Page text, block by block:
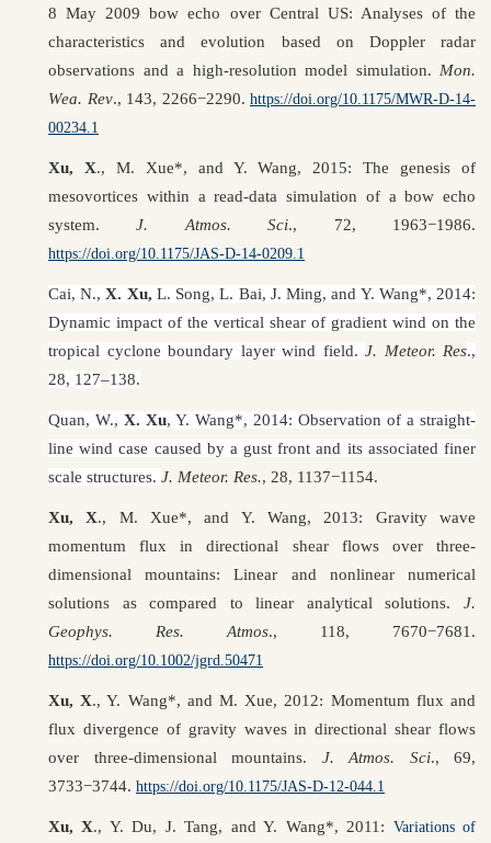
8 May 2009 bow echo over Central US: Analyses of the
characteristics and evolution based on Doppler radar
observations and a high-resolution model simulation. Mon.
Wea. Rev., 143, 2266−2290. https://doi.org/10.1175/MWR-D-14-
00234.1
Xu, X., M. Xue*, and Y. Wang, 2015: The genesis of
mesovortices within a read-data simulation of a bow echo
system.J. Atmos. Sci., 72, 1963−1986.
https://doi.org/10.1175/JAS-D-14-0209.1
Cai, N.,X. Xu, L. Song, L. Bai, J. Ming, and Y. Wang*, 2014:
Dynamic impact of the vertical shear of gradient wind on the
tropical cyclone boundary layer wind field. J. Meteor. Res.,
28, 127–138.
Quan, W., X. Xu, Y. Wang*, 2014: Observation of a straight-
line wind case caused by a gust front and its associated finer
scale structures. J. Meteor. Res., 28, 1137−1154.
Xu, X., M. Xue*, and Y. Wang, 2013: Gravity wave
momentum flux in directional shear flows over three-
dimensional mountains: Linear and nonlinear numerical
solutions as compared to linear analytical solutions. J.
Geophys. Res. Atmos., 118, 7670−7681.
https://doi.org/10.1002/jgrd.50471
Xu, X., Y. Wang*, and M. Xue, 2012: Momentum flux and
flux divergence of gravity waves in directional shear flows
over three-dimensional mountains. J. Atmos. Sci., 69,
3733−3744. https://doi.org/10.1175/JAS-D-12-044.1
Xu, X., Y. Du, J. Tang, and Y. Wang*, 2011: Variations of